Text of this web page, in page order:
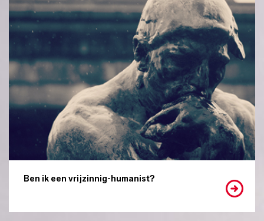
Ben ik een vrijzinnig-humanist?